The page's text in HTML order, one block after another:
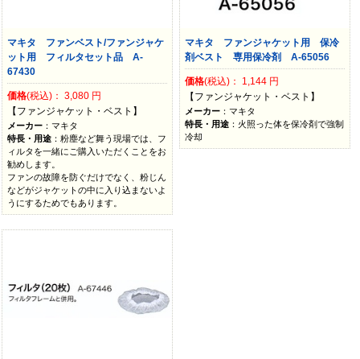
マキタ ファンベスト/ファンジャケ
ット用 フィルタセット品 A-
67430
価格(税込)：3,080 円
【ファンジャケット・ベスト】
メーカー ：マキタ
特長・用途 ：粉塵など舞う現場では、フ
ィルタを一緒にご購入いただくことをお
勧めします。
ファンの故障を防ぐだけでなく、粉じん
などがジャケットの中に入り込まないよ
うにするためでもあります。
マキタ ファンジャケット用 保冷
剤ベスト 専用保冷剤 A-65056
価格(税込)： 1,144 円
【ファンジャケット・ベスト】
メーカー ：マキタ
特長・用途 ：火照った体を保冷剤で強制
冷却